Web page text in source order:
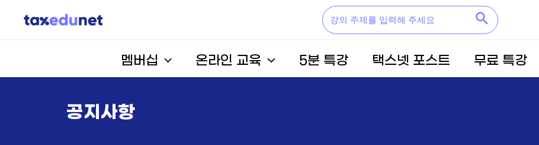
멤버십 온라인 교육 5분 특강 택스넷 포스트 무료 특강
공지사항